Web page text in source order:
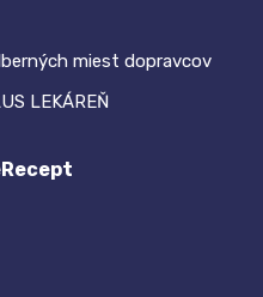
miest dopravcov
LEKÁREŇ